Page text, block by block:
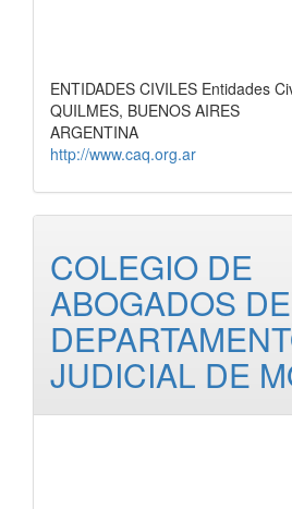
ENTIDADES CIVILES Entidades
QUILMES, BUENOS AIRES
ARGENTINA
http://www.caq.org.ar
COLEGIO DE
ABOGADOS
JUDICIAL DE